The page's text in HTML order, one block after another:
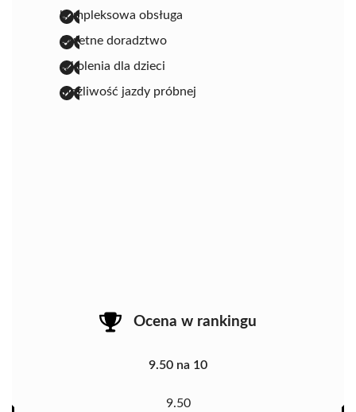
kompleksowa obsługa
świetne doradztwo
szkolenia dla dzieci
możliwość jazdy próbnej
Ocena w rankingu
9.50 na 10
9.50